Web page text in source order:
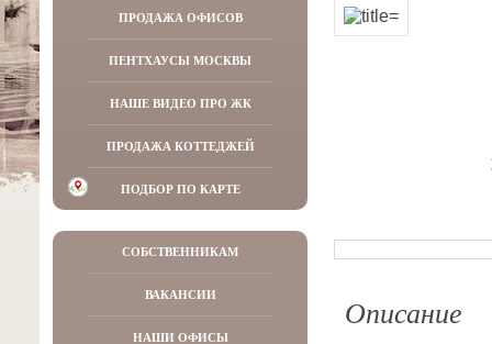
ПРОДАЖА ОФИСОВ
ПЕНТХАУСЫ МОСКВЫ
НАШЕ ВИДЕО ПРО ЖК
ПРОДАЖА КОТТЕДЖЕЙ
ПОДБОР ПО КАРТЕ
СОБСТВЕННИКАМ
ВАКАНСИИ
НАШИ ОФИСЫ
Описание